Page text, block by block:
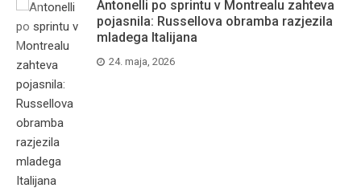
Antonelli po sprintu v Montrealu zahteva
pojasnila: Russellova obramba razjezila
mladega Italijana
24. maja, 2026